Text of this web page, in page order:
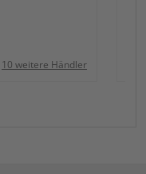
10 weitere Händler